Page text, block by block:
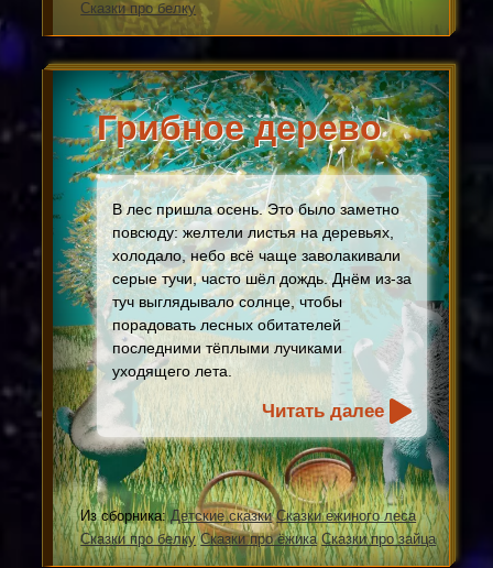
Сказки про белку
Грибное дерево
В лес пришла осень. Это было заметно
повсюду: желтели листья на деревьях,
холодало, небо всё чаще заволакивали
серые тучи, часто шёл дождь. Днём из-за
туч выглядывало солнце, чтобы
порадовать лесных обитателей
последними тёплыми лучиками
уходящего лета.
Читать далее
Из сборника: Детские сказки Сказки ежиного леса
Сказки про белку Сказки про ёжика Сказки про зайца